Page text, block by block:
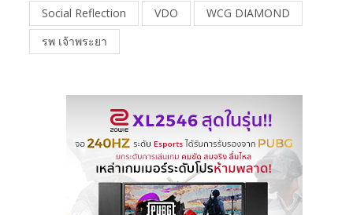
Social Reflection
VDO
WCG DIAMOND
รพ เจ้าพระยา